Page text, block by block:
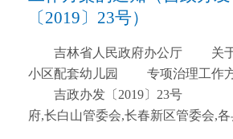
《地方党政领导干部食品安全责任
导、组织、协调本地区食品安全工
地区食品安全工作第一责任人，班
（含协管、联系）行业或者领域内
责。完善食品安全应急体系，妥善
〔2019〕23号）
吉林省人民政府办公厅 关于
小区配套幼儿园 专项治理工
吉政办发〔2019〕23号 各市(州)人民政
府,长白山管委会,长春新区管委会,